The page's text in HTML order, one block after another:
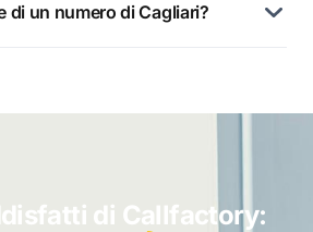
di un numero di Cagliari?
di Callfactory: